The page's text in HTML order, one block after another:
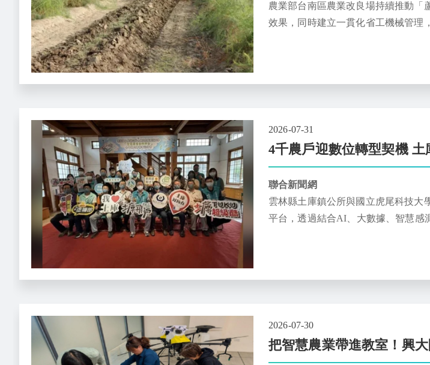
農業部台南區農業改良場持續推動「
效果，同時建立一貫化省工機械管理
2026-07-31
4千農戶迎數位轉型契機
聯合新聞網
雲林縣土庫鎮公所與國立虎尾科技大
平台，透過結合AI、大數據、智慧感
2026-07-30
把智慧農業帶進教室！興